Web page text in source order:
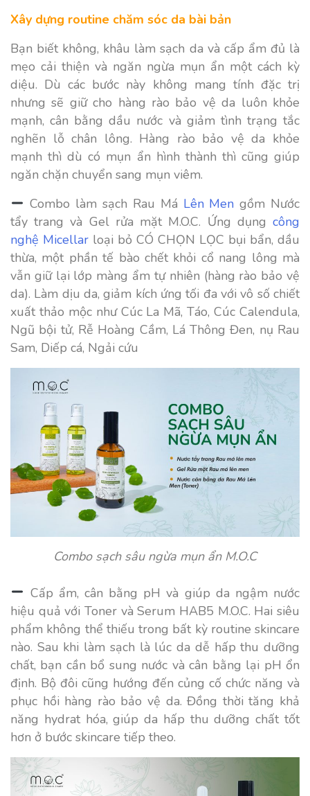
Xây dựng routine chăm sóc da bài bản
Bạn biết không, khâu làm sạch da và cấp ẩm đủ là
mẹo cải thiện và ngăn ngừa mụn ẩn một cách kỳ
diệu. Dù các bước này không mang tính đặc trị
nhưng sẽ giữ cho hàng rào bảo vệ da luôn khỏe
mạnh, cân bằng dầu nước và giảm tình trạng tắc
nghẽn lỗ chân lông. Hàng rào bảo vệ da khỏe
mạnh thì dù có mụn ẩn hình thành thì cũng giúp
ngăn chặn chuyển sang mụn viêm.
Combo làm sạch Rau Má Lên Men gồm Nước
tẩy trang và Gel rửa mặt M.O.C. Ứng dụng công
nghệ Micellar loại bỏ CÓ CHỌN LỌC bụi bẩn, dầu
thừa, một phần tế bào chết khỏi cổ nang lông mà
vẫn giữ lại lớp màng ẩm tự nhiên (hàng rào bảo vệ
da). Làm dịu da, giảm kích ứng tối đa với vô số chiết
xuất thảo mộc như Cúc La Mã, Táo, Cúc Calendula,
Ngũ bội tử, Rễ Hoàng Cầm, Lá Thông Đen, nụ Rau
Sam, Diếp cá, Ngải cứu
Combo sạch sâu ngừa mụn ẩn M.O.C
Cấp ẩm, cân bằng pH và giúp da ngậm nước
hiệu quả với Toner và Serum HAB5 M.O.C. Hai siêu
phẩm không thể thiếu trong bất kỳ routine skincare
nào. Sau khi làm sạch là lúc da dễ hấp thu dưỡng
chất, bạn cần bổ sung nước và cân bằng lại pH ổn
định. Bộ đôi cũng hướng đến củng cố chức năng và
phục hồi hàng rào bảo vệ da. Đồng thời tăng khả
năng hydrat hóa, giúp da hấp thu dưỡng chất tốt
hơn ở bước skincare tiếp theo.